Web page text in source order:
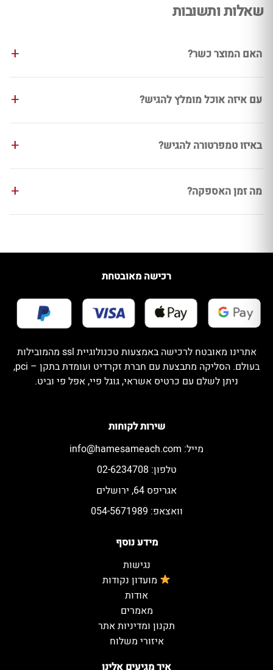
שאלות ותשובות
האם המוצר כשר?
עם איזה אוכל מומלץ להגיש?
באיזו טמפרטורה להגיש?
מה זמן האספקה?
איך מגיעים אלינו
מידע נוסף
נגישות
מועדון נקודות
אודות
מאמרים
תקנון ומדיניות אתר
איזורי משלוח
שירות לקוחות
מייל: info@hamesameach.com
טלפון: 02-6234708
אגריפס 64, ירושלים
וואצאפ: 054-5671989
רכישה מאובטחת
אתרינו מאובטח לרכישה באמצעות טכנולוגיית ssl מהמובילות
בעולם. הסליקה מתבצעת עם חברת זקרדיט ועומדת בתקן – pci,
ניתן לשלם עם כרטיס אשראי, גוגל פיי, אפל פי וביט.